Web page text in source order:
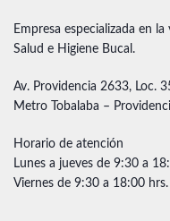
Empresa especializada en
Salud e Higiene Bucal.
Av. Providencia 2633, Loc.
Metro Tobalaba –
Horario de atención
Lunes a jueves de 9:30 a
Viernes de 9:30 a 18:00 hrs.